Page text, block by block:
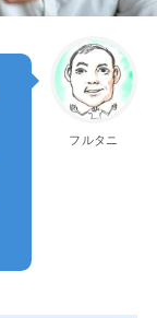
フルタニ